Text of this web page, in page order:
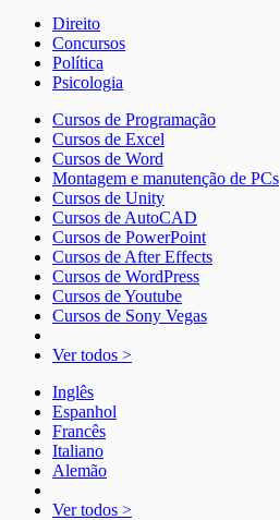
Direito
Concursos
Política
Psicologia
Cursos de Programação
Cursos de Excel
Cursos de Word
Montagem e manutenção de PCs
Cursos de Unity
Cursos de AutoCAD
Cursos de PowerPoint
Cursos de After Effects
Cursos de WordPress
Cursos de Youtube
Cursos de Sony Vegas
Ver todos >
Inglês
Espanhol
Francês
Italiano
Alemão
Ver todos >